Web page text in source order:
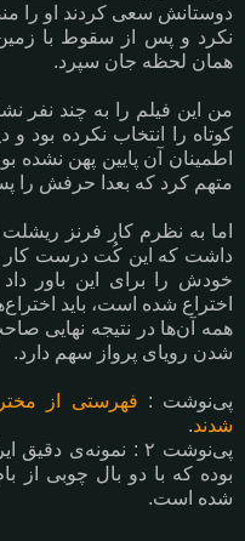
نکرد و پس از سقوط با
همان لحظه جان سپرد.
من این فیلم را به چند نفر
کوتاه را انتخاب نکرده
اطمینان آن پایین پهن نشده
متهم کرد که بعدا حرفش را
اما به نظرم کار فرنز
داشت که این کُت درست کار
خودش را برای این باور
اختراع شده است، باید
همه آن‌ها در نتیجه نهایی
شدن رویای پرواز سهم دارد.
پی‌نوشت : فهرستی از
شدند.
پی‌نوشت ٢ : نمونه‌ی دقیق ایرانی فرنز ریشلت،
بوده که با دو بال چوبی از
شده است.